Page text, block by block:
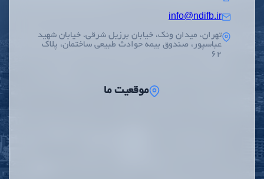
info@ndifb.ir
تهران، میدان ونک، خیابان برزیل شرقی، خیابان شهید
عباسپور، صندوق بیمه حوادث طبیعی ساختمان، پلاک
62
موقعیت ما